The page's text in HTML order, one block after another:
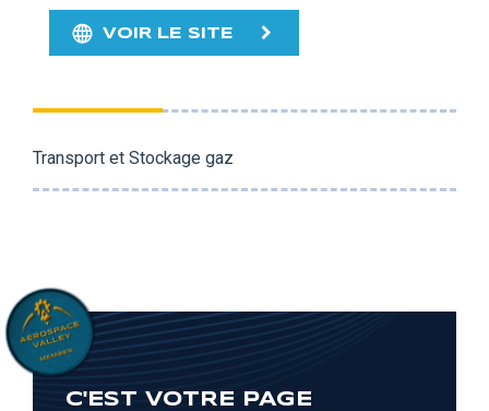
VOIR LE SITE
Transport et Stockage gaz
C'EST VOTRE PAGE